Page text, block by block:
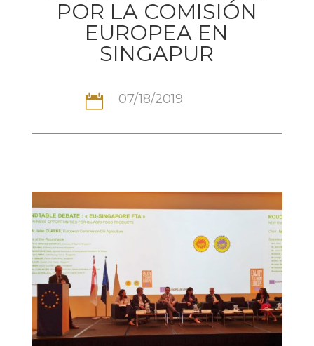
POR LA COMISIÓN
EUROPEA EN
SINGAPUR
 07/18/2019